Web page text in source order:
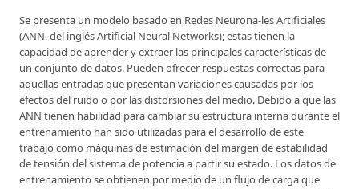
Se presenta un modelo basado en Redes Neurona-les Artificiales
(ANN, del inglés Artificial Neural Networks); estas tienen la
capacidad de aprender y extraer las principales características de
un conjunto de datos. Pueden ofrecer respuestas correctas para
aquellas entradas que presentan variaciones causadas por los
efectos del ruido o por las distorsiones del medio. Debido a que las
ANN tienen habilidad para cambiar su estructura interna durante el
entrenamiento han sido utilizadas para el desarrollo de este
trabajo como máquinas de estimación del margen de estabilidad
de tensión del sistema de potencia a partir su estado. Los datos de
entrenamiento se obtienen por medio de un flujo de carga que